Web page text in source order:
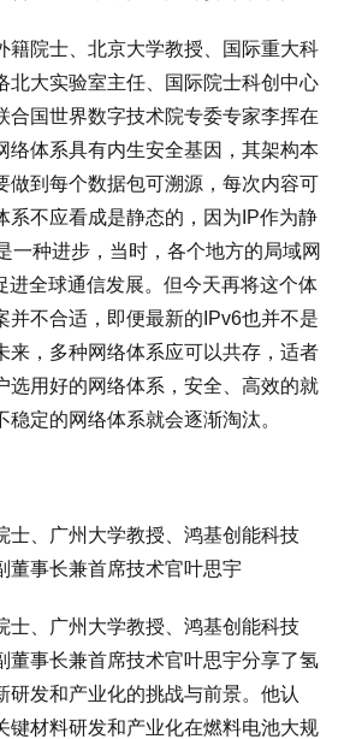
籍院士、北京大学教授、国际重大科
北大实验室主任、国际院士科创中心
合国世界数字技术院专委专家李挥在
络体系具有内生安全基因，其架构本
做到每个数据包可溯源，每次内容可
系不应看成是静态的，因为IP作为静
一种进步，当时，各个地方的局域网
进全球通信发展。但今天再将这个体
并不合适，即便最新的IPv6也并不是
来，多种网络体系应可以共存，适者
选用好的网络体系，安全、高效的就
稳定的网络体系就会逐渐淘汰。
士、广州大学教授、鸿基创能科技
董事长兼首席技术官叶思宇
士、广州大学教授、鸿基创能科技
董事长兼首席技术官叶思宇分享了氢
研发和产业化的挑战与前景。他认
键材料研发和产业化在燃料电池大规